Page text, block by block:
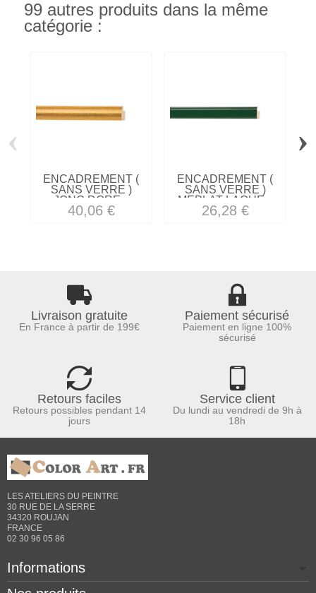
99 autres produits dans la même
catégorie :
ENCADREMENT (
SANS VERRE )
JONC DORE...
40,06 €
ENCADREMENT (
SANS VERRE )
MEPLAT LAQUE...
26,28 €
‹ ›
Livraison gratuite
En France à partir de 199€
Paiement sécurisé
Paiement en ligne 100%
sécurisé
Retours faciles
Retours possibles pendant 14
jours
Service client
Du lundi au vendredi de 9h à
18h
LES ATELIERS DU PEINTRE
30 RUE DE LA SERRE
34320 ROUJAN
FRANCE
02 30 96 05 86
Informations